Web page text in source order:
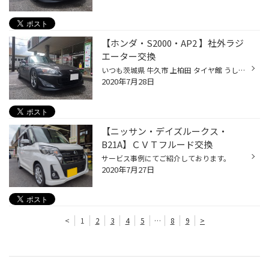
【ホンダ・S2000・AP2 】社外ラジ
エーター交換
いつも茨城県 牛久市 上柏田 タイヤ館 うしく上柏田店のWebを御覧の皆様ありがとうございます！ 本日は ホンダ Ｓ2000 ＡＰ2 の社外ラジエーター交換のご紹介です！ 今回交換する商品はこちら！！ TRUST(トラスト) GReddy アルミラジエター SAMCO SPORT サムコスポーツ クーラントホース を交換して...
2020年7月28日
【ニッサン・デイズルークス・
B21A】ＣＶＴフルード交換
サービス事例にてご紹介しております。
2020年7月27日
< 1 2 3 4 5 … 8 9 >